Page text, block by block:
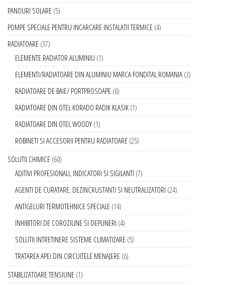
PANOURI SOLARE 5
POMPE SPECIALE PENTRU INCARCARE INSTALATII TERMICE 4
RADIATOARE 37
ELEMENTE RADIATOR ALUMINIU 1
ELEMENTI/RADIATOARE DIN ALUMINIU MARCA FONDITAL ROMANIA 3
RADIATOARE DE BAIE/ PORTPROSOAPE 6
RADIATOARE DIN OTEL KORADO RADIK KLASIK 1
RADIATOARE DIN OTEL WOODY 1
ROBINETI SI ACCESORII PENTRU RADIATOARE 25
SOLUTII CHIMICE 60
ADITIVI PROFESIONALI, INDICATORI SI SIGILANTI 7
AGENTI DE CURATARE, DEZINCRUSTANTI SI NEUTRALIZATORI 24
ANTIGELURI TERMOTEHNICE SPECIALE 14
INHIBITORI DE COROZIUNE SI DEPUNERI 4
SOLUTII INTRETINERE SISTEME CLIMATIZARE 5
TRATAREA APEI DIN CIRCUITELE MENAJERE 6
STABILIZATOARE TENSIUNE 1